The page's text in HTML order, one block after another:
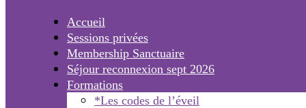
Accueil
Sessions privées
Membership Sanctuaire
Séjour reconnexion sept 2026
Formations
*Les codes de l’éveil